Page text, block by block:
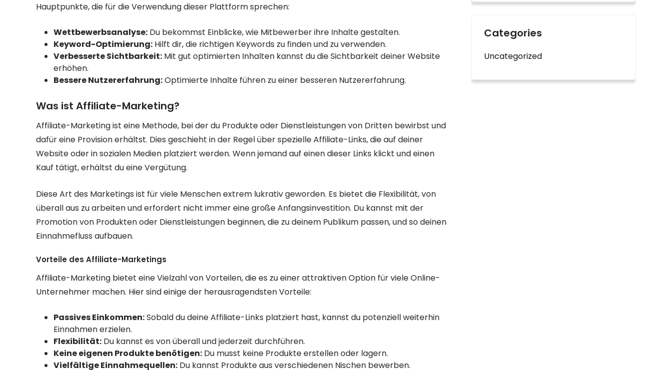
Hauptpunkte, die für die Verwendung dieser Plattform sprechen:
Wettbewerbsanalyse: Du bekommst Einblicke, wie Mitbewerber ihre Inhalte gestalten.
Keyword-Optimierung: Hilft dir, die richtigen Keywords zu finden und zu verwenden.
Verbesserte Sichtbarkeit: Mit gut optimierten Inhalten kannst du die Sichtbarkeit deiner Website
erhöhen.
Bessere Nutzererfahrung:Optimierte Inhalte führen zu einer besseren Nutzererfahrung.
Was ist Affiliate-Marketing?
Affiliate-Marketing ist eine Methode, bei der du Produkte oder Dienstleistungen von Dritten bewirbst und
dafür eine Provision erhältst. Dies geschieht in der Regel über spezielle Affiliate-Links, die auf deiner
Website oder in sozialen Medien platziert werden. Wenn jemand auf einen dieser Links klickt und einen
Kauf tätigt, erhältst du eine Vergütung.
Diese Art des Marketings ist für viele Menschen extrem lukrativ geworden. Es bietet die Flexibilität, von
überall aus zu arbeiten und erfordert nicht immer eine große Anfangsinvestition. Du kannst mit der
Promotion von Produkten oder Dienstleistungen beginnen, die zu deinem Publikum passen, und so deinen
Einnahmefluss aufbauen.
Vorteile des Affiliate-Marketings
Affiliate-Marketing bietet eine Vielzahl von Vorteilen, die es zu einer attraktiven Option für viele Online-
Unternehmer machen. Hier sind einige der herausragendsten Vorteile:
Passives Einkommen:Sobald du deine Affiliate-Links platziert hast, kannst du potenziell weiterhin
Einnahmen erzielen.
Flexibilität: Du kannst es von überall und jederzeit durchführen.
Keine eigenen Produkte benötigen: Du musst keine Produkte erstellen oder lagern.
Vielfältige Einnahmequellen: Du kannst Produkte aus verschiedenen Nischen bewerben.
Categories
Uncategorized